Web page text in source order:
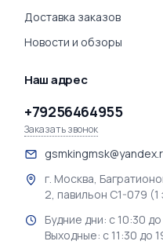
Доставка заказов
Новости и обзоры
Наш адрес
+79256464955
Заказать звонок
г. Москва,
2, павильон С1-079 (1
Будние дни: с 10:30
Выходные: с 11:30 до